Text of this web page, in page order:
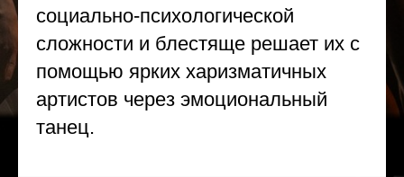
социально-психологической
сложности и блестяще решает их с
помощью ярких харизматичных
артистов через эмоциональный
танец.